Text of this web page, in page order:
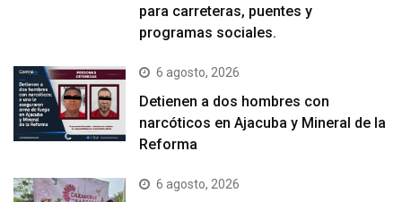
para carreteras, puentes y
programas sociales.
6 agosto, 2026
Detienen a dos hombres con
narcóticos en Ajacuba y Mineral de la
Reforma
6 agosto, 2026